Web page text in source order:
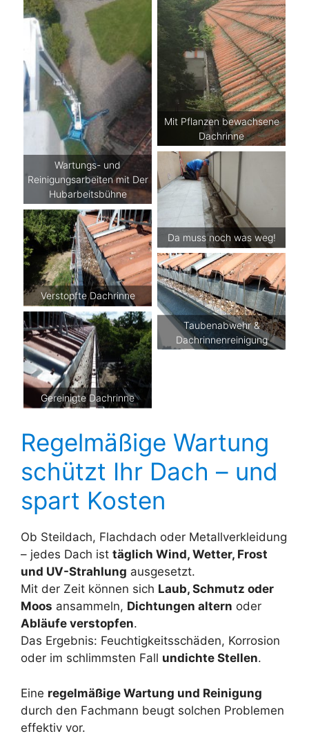
Wartungs- und
Reinigungsarbeiten mit Der
Hubarbeitsbühne
Mit Pflanzen bewachsene
Dachrinne
Verstopfte Dachrinne
Da muss noch was weg!
Gereinigte Dachrinne
Taubenabwehr &
Dachrinnenreinigung
Regelmäßige Wartung
schützt Ihr Dach – und
spart Kosten
Ob Steildach, Flachdach oder Metallverkleidung
– jedes Dach ist täglich Wind, Wetter, Frost
und UV-Strahlung ausgesetzt.
Mit der Zeit können sich Laub, Schmutz oder
Moos ansammeln, Dichtungen altern oder
Abläufe verstopfen.
Das Ergebnis: Feuchtigkeitsschäden, Korrosion
oder im schlimmsten Fall undichte Stellen.
Eine regelmäßige Wartung und Reinigung
durch den Fachmann beugt solchen Problemen
effektiv vor.